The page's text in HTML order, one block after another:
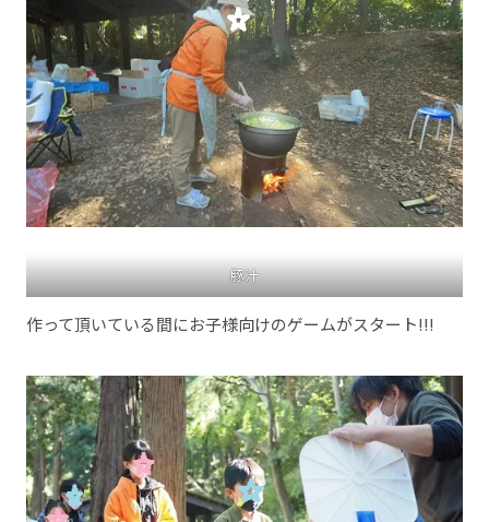
豚汁
作って頂いている間にお子様向けのゲームがスタート!!!